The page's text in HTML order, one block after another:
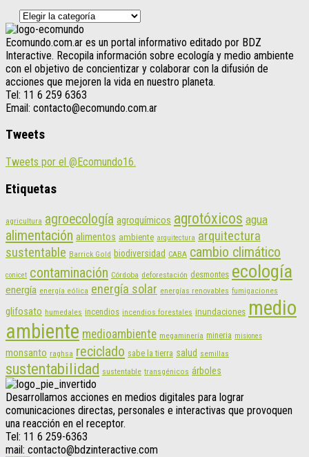
Categorías
Ecomundo.com.ar es un portal informativo editado por BDZ
Interactive. Recopila información sobre ecología y medio ambiente
con el objetivo de concientizar y colaborar con la difusión de
acciones que mejoren la vida en nuestro planeta.
Tel: 11 6 259 6363
Email: contacto@ecomundo.com.ar
Tweets
Tweets por el @Ecomundo16.
Etiquetas
agricultura agroecología agroquímicos agrotóxicos agua
alimentación alimentos ambiente arquitectura arquitectura
sustentable Barrick Gold biodiversidad CABA cambio climático
conicet contaminación Córdoba deforestación desmontes ecología
energía energía eólica energía solar energías renovables fumigaciones
glifosato humedales incendios incendios forestales inundaciones medio
ambiente medioambiente megaminería mineria misiones
monsanto raghsa reciclado sabe la tierra salud semillas
sustentabilidad sustentable transgénicos árboles
Desarrollamos acciones en medios digitales para lograr
comunicaciones directas, personales e interactivas que provoquen
una reacción en el receptor.
Tel: 11 6 259-6363
mail: contacto@bdzinteractive.com